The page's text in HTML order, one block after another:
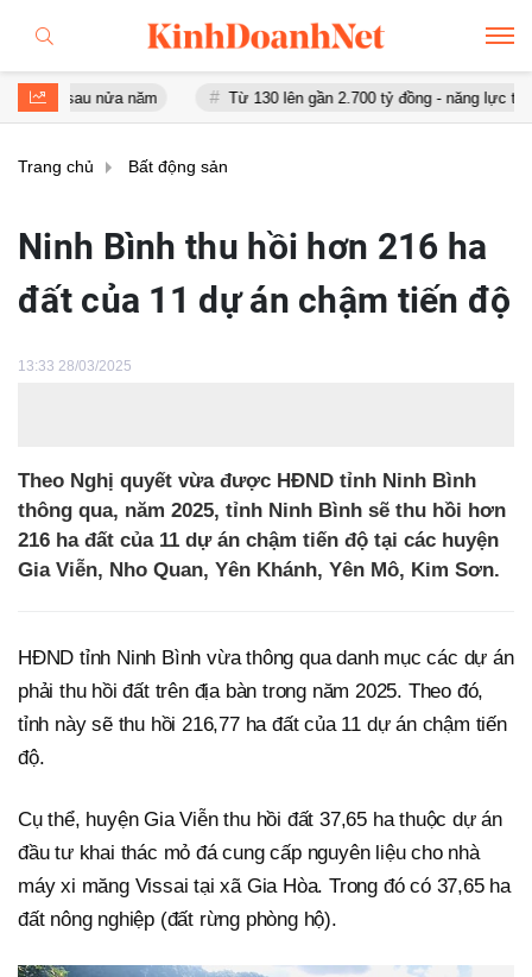
nửa năm Từ 130 lên gần 2.700 tỷ đồng - năng lực tài chính
Trang chủ Bất động sản
Ninh Bình thu hồi hơn 216 ha
đất của 11 dự án chậm tiến độ
13:33 28/03/2025
Theo Nghị quyết vừa được HĐND tỉnh Ninh Bình
thông qua, năm 2025, tỉnh Ninh Bình sẽ thu hồi hơn
216 ha đất của 11 dự án chậm tiến độ tại các huyện
Gia Viễn, Nho Quan, Yên Khánh, Yên Mô, Kim Sơn.
HĐND tỉnh Ninh Bình vừa thông qua danh mục các dự án
phải thu hồi đất trên địa bàn trong năm 2025. Theo đó,
tỉnh này sẽ thu hồi 216,77 ha đất của 11 dự án chậm tiến
độ.
Cụ thể, huyện Gia Viễn thu hồi đất 37,65 ha thuộc dự án
đầu tư khai thác mỏ đá cung cấp nguyên liệu cho nhà
máy xi măng Vissai tại xã Gia Hòa. Trong đó có 37,65 ha
đất nông nghiệp (đất rừng phòng hộ).